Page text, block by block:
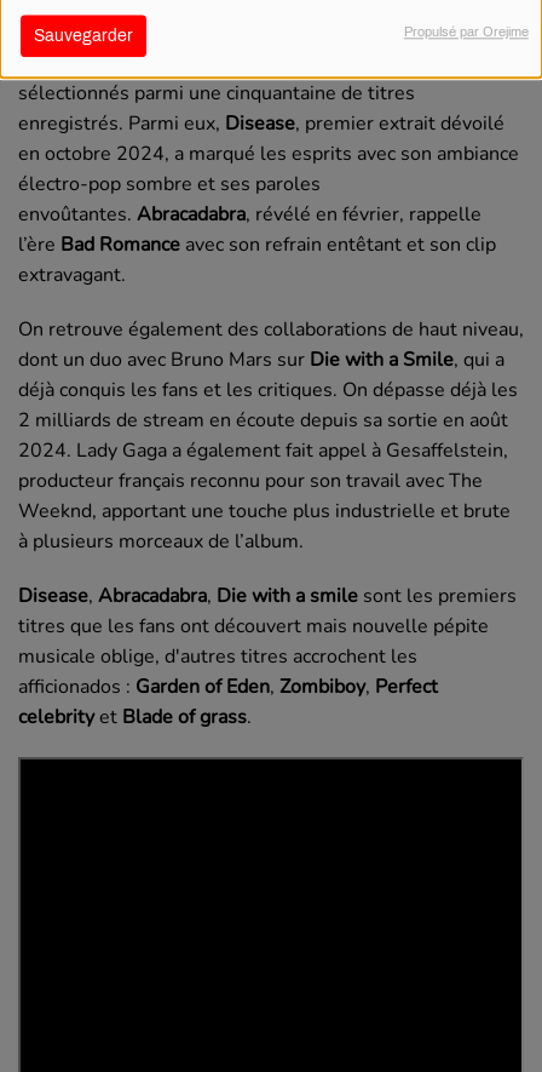
Sauvegarder Propulsé par Orejime
L’album se compose de 14 morceaux soigneusement
sélectionnés parmi une cinquantaine de titres
enregistrés. Parmi eux, Disease, premier extrait dévoilé
en octobre 2024, a marqué les esprits avec son ambiance
électro-pop sombre et ses paroles
envoûtantes. Abracadabra, révélé en février, rappelle
l’ère Bad Romance avec son refrain entêtant et son clip
extravagant.
On retrouve également des collaborations de haut niveau,
dont un duo avec Bruno Mars sur Die with a Smile, qui a
déjà conquis les fans et les critiques. On dépasse déjà les
2 milliards de stream en écoute depuis sa sortie en août
2024. Lady Gaga a également fait appel à Gesaffelstein,
producteur français reconnu pour son travail avec The
Weeknd, apportant une touche plus industrielle et brute
à plusieurs morceaux de l’album.
Disease, Abracadabra, Die with a smile sont les premiers
titres que les fans ont découvert mais nouvelle pépite
musicale oblige, d'autres titres accrochent les
afficionados : Garden of Eden, Zombiboy, Perfect
celebrityet Blade of grass.